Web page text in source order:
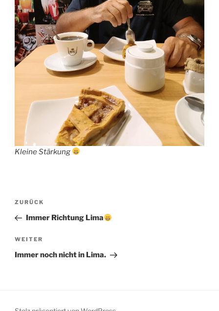
Kleine Stärkung
Beitragsnavigation
Vorheriger
Beitrag
ZURÜCK
Immer Richtung Lima
Nächster
Beitrag
WEITER
Immer noch nicht in Lima.